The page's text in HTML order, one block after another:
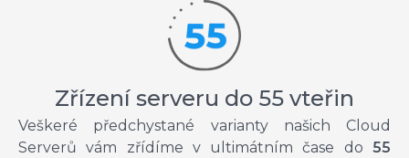
Zřízení serveru do 55 vteřin
Veškeré předchystané varianty našich Cloud
Serverů vám zřídíme v ultimátním čase do 55